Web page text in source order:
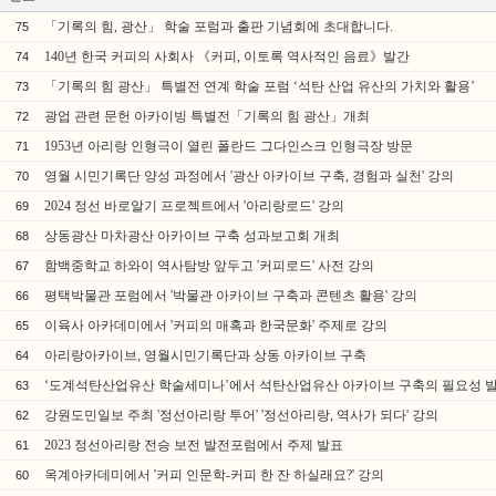
75 「기록의 힘, 광산」 학술 포럼과 출판 기념회에 초대합니다.
74 140년 한국 커피의 사회사 《커피, 이토록 역사적인 음료》발간
73 「기록의 힘 광산」 특별전 연계 학술 포럼 ‘석탄 산업 유산의 가치와 활용’
72 광업 관련 문헌 아카이빙 특별전「기록의 힘 광산」개최
71 1953년 아리랑 인형극이 열린 폴란드 그다인스크 인형극장 방문
70 영월 시민기록단 양성 과정에서 '광산 아카이브 구축, 경험과 실천' 강의
69 2024 정선 바로알기 프로젝트에서 '아리랑로드' 강의
68 상동광산 마차광산 아카이브 구축 성과보고회 개최
67 함백중학교 하와이 역사탐방 앞두고 '커피로드' 사전 강의
66 평택박물관 포럼에서 '박물관 아카이브 구축과 콘텐츠 활용' 강의
65 이육사 아카데미에서 '커피의 매혹과 한국문화' 주제로 강의
64 아리랑아카이브, 영월시민기록단과 상동 아카이브 구축
63 ‘도계석탄산업유산 학술세미나’에서 석탄산업유산 아카이브 구축의 필요성
62 강원도민일보 주최 '정선아리랑 투어' '정선아리랑, 역사가 되다' 강의
61 2023 정선아리랑 전승 보전 발전포럼에서 주제 발표
60 옥계아카데미에서 '커피 인문학-커피 한 잔 하실래요?' 강의